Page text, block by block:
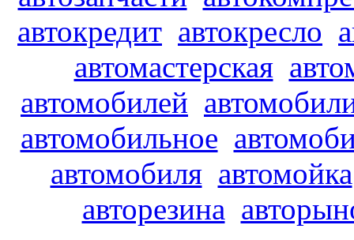
автокредит автокресло
автомастерская
автомобилей
автомобильное
автомобиля автомойка
авторезина